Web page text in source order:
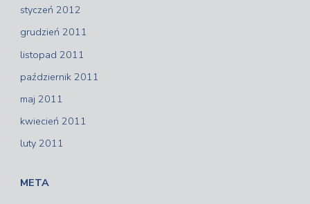
styczeń 2012
grudzień 2011
listopad 2011
październik 2011
maj 2011
kwiecień 2011
luty 2011
META